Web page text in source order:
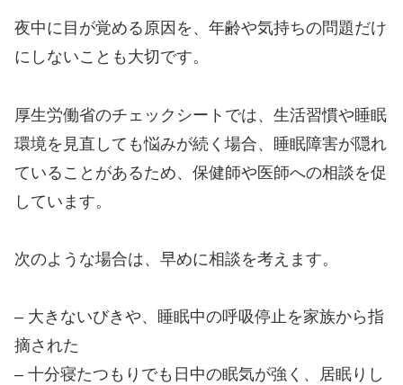
夜中に目が覚める原因を、年齢や気持ちの問題だけ
にしないことも大切です。
厚生労働省のチェックシートでは、生活習慣や睡眠
環境を見直しても悩みが続く場合、睡眠障害が隠れ
ていることがあるため、保健師や医師への相談を促
しています。
次のような場合は、早めに相談を考えます。
– 大きないびきや、睡眠中の呼吸停止を家族から指
摘された
– 十分寝たつもりでも日中の眠気が強く、居眠りし